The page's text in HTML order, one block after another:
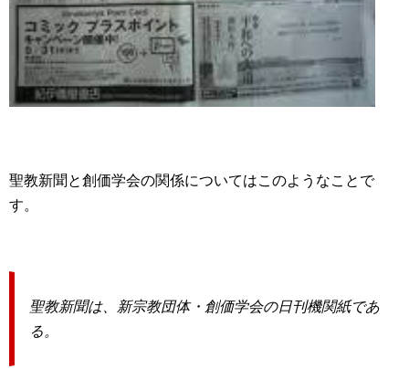
聖教新聞と創価学会の関係についてはこのようなことで
す。
聖教新聞は、新宗教団体・創価学会の日刊機関紙であ
る。